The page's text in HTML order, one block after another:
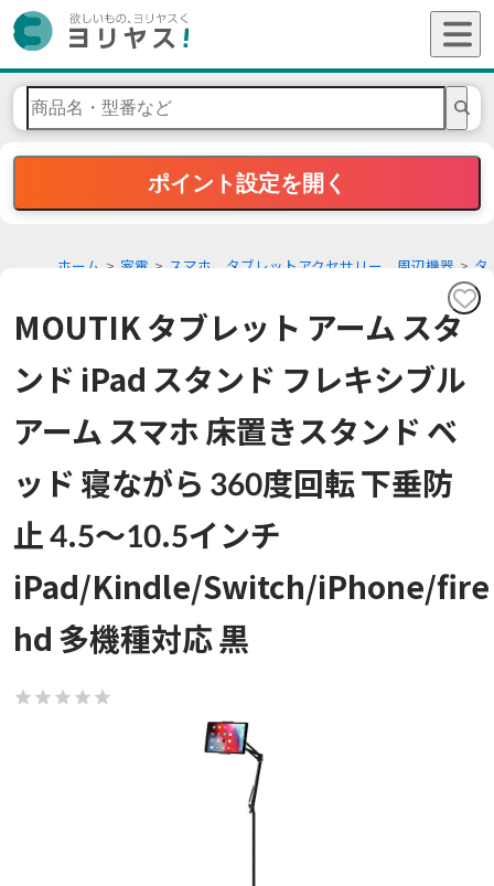
ポイント設定を開く
ホーム 家電 スマホ、タブレットアクセサリー、周辺機器
タ
MOUTIK タブレット アーム スタ
ンド iPad スタンド フレキシブル
アーム スマホ 床置きスタンド ベ
ッド 寝ながら 360度回転 下垂防
止 4.5～10.5インチ
iPad/Kindle/Switch/iPhone/fire
hd 多機種対応 黒